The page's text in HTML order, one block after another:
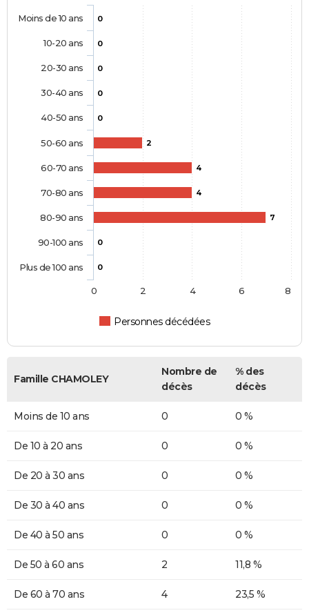
0
0
0
0
0
2
4
4
7
0
0
Personnes décédées
Moins de 10 ans
10-20 ans
20-30 ans
30-40 ans
40-50 ans
50-60 ans
60-70 ans
70-80 ans
80-90 ans
90-100 ans
Plus de 100 ans
0 2 4 6 8
Famille CHAMOLEY
Nombre de
décès
% des
décès
Moins de 10 ans 0 0 %
De 10 à 20 ans 0 0 %
De 20 à 30 ans 0 0 %
De 30 à 40 ans 0 0 %
De 40 à 50 ans 0 0 %
De 50 à 60 ans 2 11,8 %
De 60 à 70 ans 4 23,5 %